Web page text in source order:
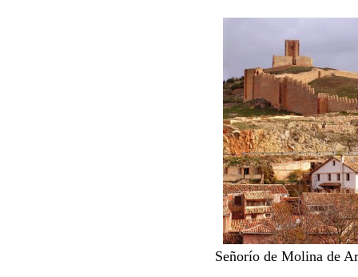
Señorío de Molina de